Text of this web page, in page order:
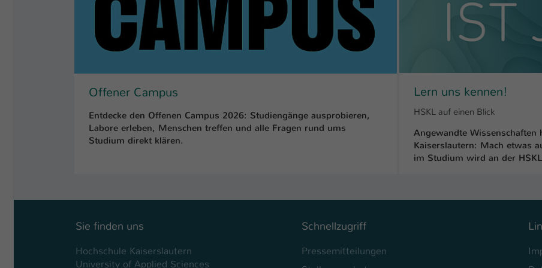
Offener Campus
Entdecke den Offenen Campus 2026: Studiengänge ausprobieren,
Labore erleben, Menschen treffen und alle Fragen rund ums
Studium direkt klären.
Lern uns kennen!
HSKL auf einen Blick
Angewandte
Kaiserslautern: Mach etwas
im Studium wird an der
Sie finden uns
Hochschule Kaiserslautern
University of Applied Sciences
Schnellzugriff
Pressemitteilungen
Ihrer vorgenommen Einstellungen, falls der
Webseiten-Betreiber dies eingestellt hat.
Dieses Cookie ist ein Standard-Session-Cookie
von TYPO3. Es speichert im Fall eines Intranet-
Logins die Session-ID. So kann der eingeloggte
be_typo_user
Anbieter TYPO3